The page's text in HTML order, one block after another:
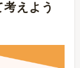
えよう